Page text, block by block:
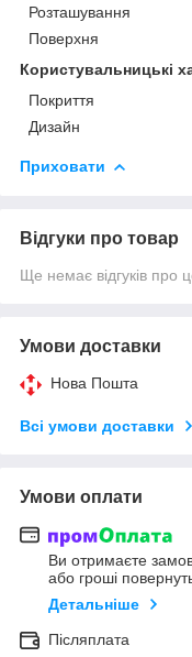
Розташування
Поверхня
Користувальницькі
Покриття
Дизайн
Приховати
Відгуки про товар
Ще немає відгуків про
Умови доставки
Нова Пошта
Всі умови доставки
Умови оплати
Ви отримаєте
або гроші
Детальніше
Післяплата